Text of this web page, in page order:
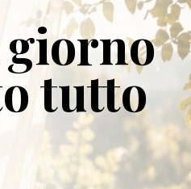
tutto